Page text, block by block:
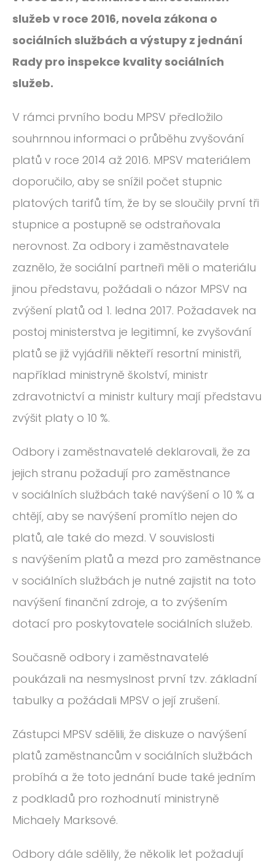
služeb v roce 2016, novela zákona o
sociálních službách a výstupy z jednání
Rady pro inspekce kvality sociálních
služeb.
V rámci prvního bodu MPSV předložilo
souhrnnou informaci o průběhu zvyšování
platů v roce 2014 až 2016. MPSV materiálem
doporučilo, aby se snížil počet stupnic
platových tarifů tím, že by se sloučily první tři
stupnice a postupně se odstraňovala
nerovnost. Za odbory i zaměstnavatele
zaznělo, že sociální partneři měli o materiálu
jinou představu, požádali o názor MPSV na
zvýšení platů od 1. ledna 2017. Požadavek na
postoj ministerstva je legitimní, ke zvyšování
platů se již vyjádřili někteří resortní ministři,
například ministryně školství, ministr
zdravotnictví a ministr kultury mají představu
zvýšit platy o 10 %.
Odbory i zaměstnavatelé deklarovali, že za
jejich stranu požadují pro zaměstnance
v sociálních službách také navýšení o 10 % a
chtějí, aby se navýšení promítlo nejen do
platů, ale také do mezd. V souvislosti
s navýšením platů a mezd pro zaměstnance
v sociálních službách je nutné zajistit na toto
navýšení finanční zdroje, a to zvýšením
dotací pro poskytovatele sociálních služeb.
Současně odbory i zaměstnavatelé
poukázali na nesmyslnost první tzv. základní
tabulky a požádali MPSV o její zrušení.
Zástupci MPSV sdělili, že diskuze o navýšení
platů zaměstnancům v sociálních službách
probíhá a že toto jednání bude také jedním
z podkladů pro rozhodnutí ministryně
Michaely Marksové.
Odbory dále sdělily, že několik let požadují
ROČNÍK 2011
ROČNÍK 2010